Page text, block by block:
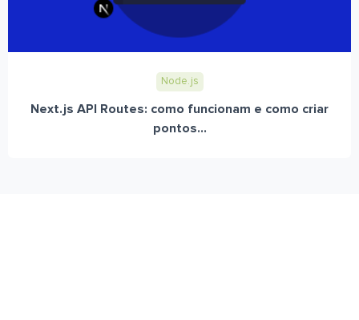
Node.js
Next.js API Routes: como funcionam e como criar
pontos...